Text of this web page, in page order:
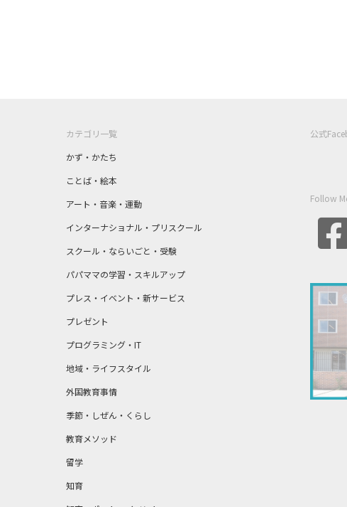
カテゴリ一覧
かず・かたち
ことば・絵本
アート・音楽・運動
インターナショナル・プリスクール
スクール・ならいごと・受験
パパママの学習・スキルアップ
プレス・イベント・新サービス
プレゼント
プログラミング・IT
地域・ライフスタイル
外国教育事情
季節・しぜん・くらし
教育メソッド
留学
知育
公式
Follow